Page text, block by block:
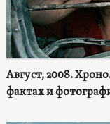
Август, 2008.
фактах и